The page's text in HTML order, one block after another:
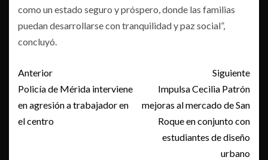
como un estado seguro y próspero, donde las familias
puedan desarrollarse con tranquilidad y paz social”,
concluyó.
Post
navigation
Anterior
Policía de Mérida interviene
en agresión a trabajador en
el centro
Siguiente
Impulsa Cecilia Patrón
mejoras al mercado de San
Roque en conjunto con
estudiantes de diseño
urbano